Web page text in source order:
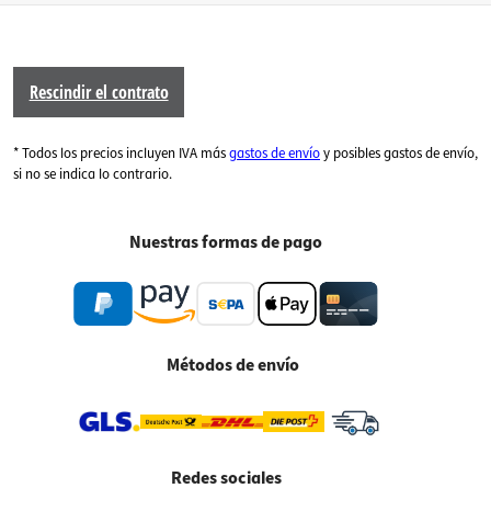
Rescindir el contrato
* Todos los precios incluyen IVA másgastos de envíoy posibles gastos de envío,
si no se indica lo contrario.
Nuestras formas de pago
Métodos de envío
Redes sociales